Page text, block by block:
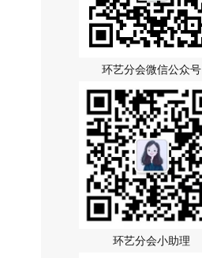
环艺分会微信公众号
环艺分会小助理